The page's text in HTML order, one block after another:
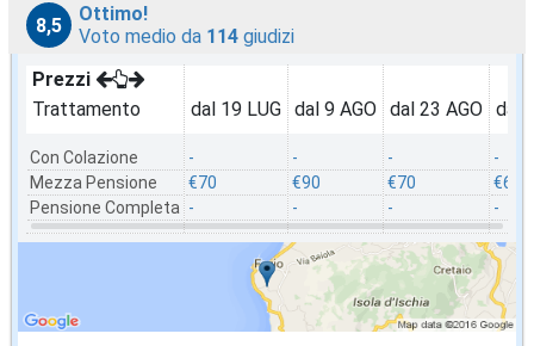
8,5
Ottimo!
Voto medio da 114 giudizi
Prezzi
Trattamento
Con Colazione
Mezza Pensione
Pensione Completa
dal 19 LUG
-
€70
-
dal 9 AGO
-
€90
-
dal 23 AGO
-
€70
-
dal
-
€60
-